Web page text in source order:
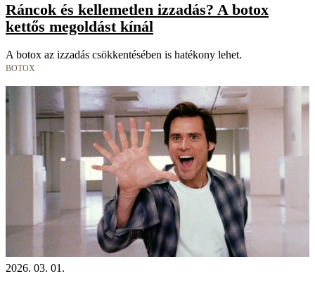
Ráncok és kellemetlen izzadás? A botox
kettős megoldást kínál
A botox az izzadás csökkentésében is hatékony lehet.
BOTOX
2026. 03. 01.